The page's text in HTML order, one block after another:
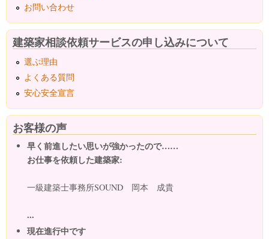
お問い合わせ
建築家相談依頼サービスの申し込みについて
選ぶ理由
よくある質問
安心安全宣言
お客様の声
早く前進したい思いが強かったので……
お仕事を依頼した建築家:
一級建築士事務所SOUND 岡本 成貴
...
現在進行中です